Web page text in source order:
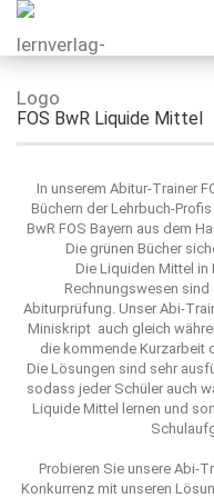
FOS BwR Liquide Mittel
In unserem Abitur-Trainer
Büchern der Lehrbuch-
BwR FOS Bayern aus dem
Die grünen Bücher
Die Liquiden Mittel
Rechnungswesen
Abiturprüfung. Unser Abi-
Miniskript auch gleich
die kommende Kurzarbeit
Die Lösungen sind sehr
sodass jeder Schüler auch
Liquide Mittel lernen und
Probieren Sie unsere Abi-
Konkurrenz mit unseren